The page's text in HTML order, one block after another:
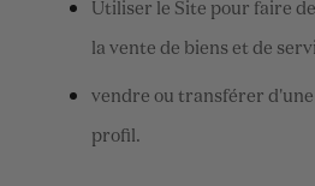
Utiliser le Site pour faire
la vente de biens et de
vendre ou transférer
profil.